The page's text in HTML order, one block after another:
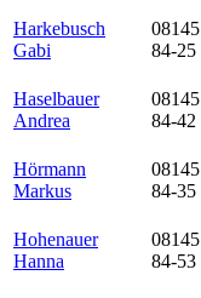
Harkebusch
Gabi
08145
84-25
Haselbauer
Andrea
08145
84-42
Hörmann
Markus
08145
84-35
Hohenauer
Hanna
08145
84-53